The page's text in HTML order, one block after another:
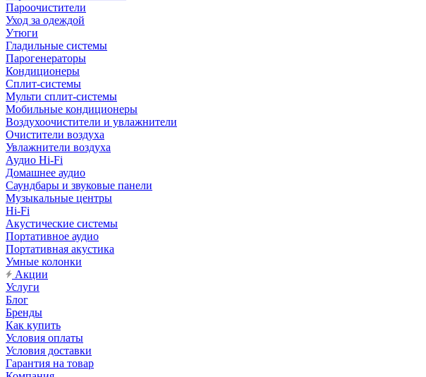
Пароочистители
Уход за одеждой
Утюги
Гладильные системы
Парогенераторы
Кондиционеры
Сплит-системы
Мульти сплит-системы
Мобильные кондиционеры
Воздухоочистители и увлажнители
Очистители воздуха
Увлажнители воздуха
Аудио Hi-Fi
Домашнее аудио
Саундбары и звуковые панели
Музыкальные центры
Hi-Fi
Акустические системы
Портативное аудио
Портативная акустика
Умные колонки
Акции
Услуги
Блог
Бренды
Как купить
Условия оплаты
Условия доставки
Гарантия на товар